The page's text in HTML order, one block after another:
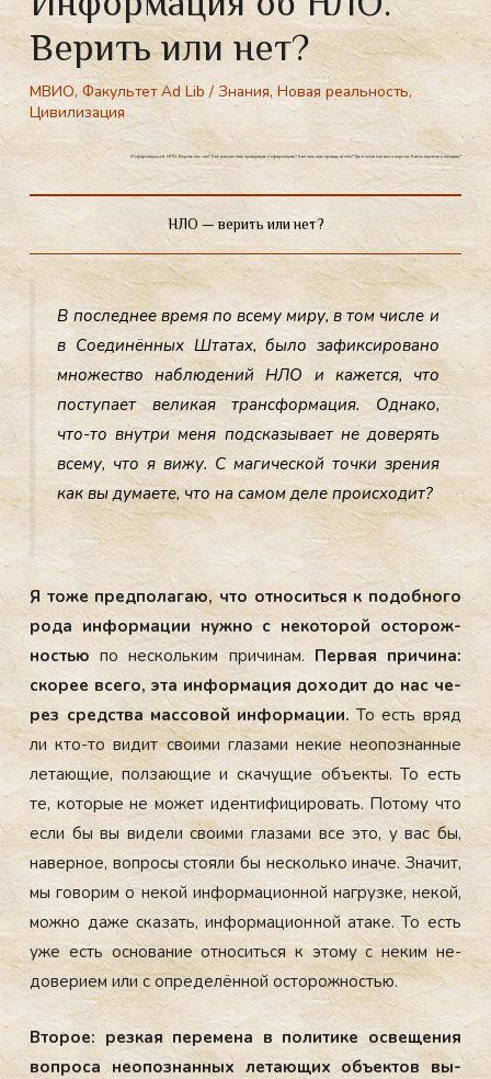
Верить или нет?
МВИО,Факультет Ad Lib/Знания,Новая реальность,
Цивилизация
Информация об НЛО. Верить или нет? Как распознать правдивую информацию? Как отличить правду от лжи? Где внимание там энергия. Каких перемен ожидать?
НЛО — верить или нет?
В пос­леднее вре­мя по все­му ми­ру, в том чис­ле и
в Со­еди­нён­ных Шта­тах, бы­ло за­фик­си­рова­но
мно­жес­тво наб­лю­дений НЛО и ка­жет­ся, что
пос­ту­па­ет ве­ликая тран­сфор­ма­ция. Од­на­ко,
что-то внут­ри ме­ня под­ска­зыва­ет не до­верять
все­му, что я ви­жу. С ма­гичес­кой точ­ки зре­ния
как вы ду­ма­ете, что на са­мом де­ле про­ис­хо­дит?
Я то­же пред­по­лагаю, что от­но­сить­ся к по­доб­но­го
ро­да ин­форма­ции нуж­но с не­кото­рой ос­то­рож­
ностью по нес­коль­ким при­чинам. Пер­вая при­чина:
ско­рее все­го, эта ин­форма­ция до­ходит до нас че­
рез средс­тва мас­со­вой ин­форма­ции.То есть вряд
ли кто-то ви­дит сво­ими гла­зами не­кие не­опоз­нанные
ле­та­ющие, пол­за­ющие и ска­чущие объ­ек­ты. То есть
те, ко­торые не мо­жет иден­ти­фици­ровать. По­тому что
ес­ли бы вы ви­дели сво­ими гла­зами все это, у вас бы,
на­вер­ное, воп­ро­сы сто­яли бы нес­коль­ко ина­че. Зна­чит,
мы го­ворим о не­кой ин­форма­ци­он­ной наг­рузке, не­кой,
мож­но да­же ска­зать, ин­форма­ци­он­ной ата­ке. То есть
уже есть ос­но­вание от­но­сить­ся к это­му с не­ким не­
дове­ри­ем или с оп­ре­делён­ной ос­то­рож­ностью.
Вто­рое: рез­кая пе­реме­на в по­лити­ке ос­ве­щения
воп­ро­са не­опоз­нанных ле­та­ющих объ­ек­тов вы­